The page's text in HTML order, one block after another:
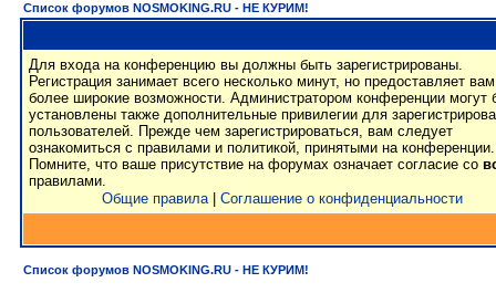
Список форумов NOSMOKING.RU - НЕ КУРИМ!
Для входа на конференцию вы должны быть зарегистрированы.
Регистрация занимает всего несколько минут, но предоставляет вам
более широкие возможности. Администратором конференции могут
установлены также дополнительные привилегии для
пользователей. Прежде чем зарегистрироваться, вам следует
ознакомиться с правилами и политикой, принятыми на конференции.
Помните, что ваше присутствие на форумах означает согласие со
правилами.
Общие правила| Соглашение о конфиденциальности
Список форумов NOSMOKING.RU - НЕ КУРИМ!